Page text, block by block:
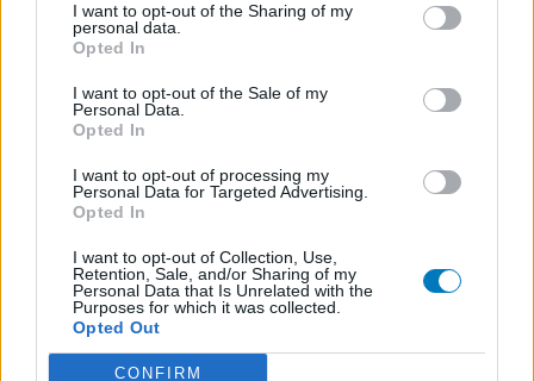
I want to opt-out of the Sharing of my
personal data.
Opted In
I want to opt-out of the Sale of my
Personal Data.
Opted In
I want to opt-out of processing my
Personal Data for Targeted Advertising.
Opted In
I want to opt-out of Collection, Use,
Retention, Sale, and/or Sharing of my
Personal Data that Is Unrelated with the
Purposes for which it was collected.
Opted Out
CONFIRM
Effectiviteit
Hoeveelheid bijwerkingen
geef mening 0 reacties
Foster
28-04-2016 | Man | 52
formoterol/beclometason (100/6mg)
Benauwdheid